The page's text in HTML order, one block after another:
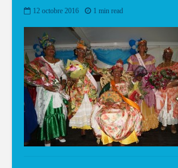
12 octobre 2016 1 min read